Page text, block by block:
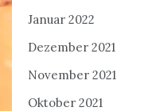
Januar 2022
Dezember 2021
November 2021
Oktober 2021